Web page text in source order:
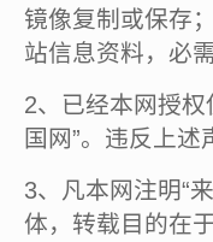
镜像复制或保存
站信息资料，必
2、已经本网授
国网”。违反上
3、凡本网注明“
体，转载目的在